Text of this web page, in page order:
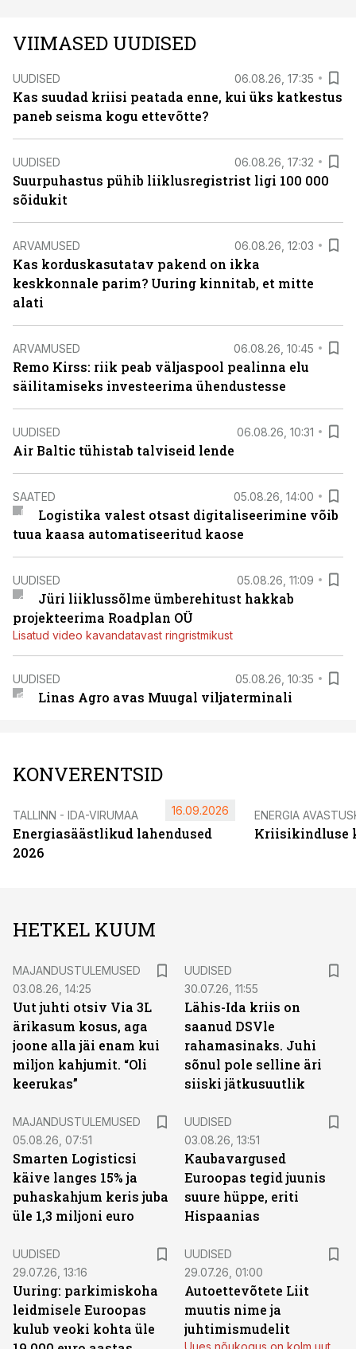
VIIMASED UUDISED
UUDISED 06.08.26, 17:35
Kas suudad kriisi peatada enne, kui üks katkestus
paneb seisma kogu ettevõtte?
UUDISED 06.08.26, 17:32
Suurpuhastus pühib liiklusregistrist ligi 100 000
sõidukit
ARVAMUSED 06.08.26, 12:03
Kas korduskasutatav pakend on ikka
keskkonnale parim? Uuring kinnitab, et mitte
alati
ARVAMUSED 06.08.26, 10:45
Remo Kirss: riik peab väljaspool pealinna elu
säilitamiseks investeerima ühendustesse
UUDISED 06.08.26, 10:31
Air Baltic tühistab talviseid lende
SAATED 05.08.26, 14:00
Logistika valest otsast digitaliseerimine võib
tuua kaasa automatiseeritud kaose
UUDISED 05.08.26, 11:09
Jüri liiklussõlme ümberehitust hakkab
projekteerima Roadplan OÜ
Lisatud video kavandatavast ringristmikust
UUDISED 05.08.26, 10:35
Linas Agro avas Muugal viljaterminali
KONVERENTSID
TALLINN - IDA-VIRUMAA
Energiasäästlikud lahendused
2026
16.09.2026 ENERGIA
Kriisikindluse
HETKEL KUUM
MAJANDUSTULEMUSED
03.08.26, 14:25
Uut juhti otsiv Via 3L
ärikasum kosus, aga
joone alla jäi enam kui
miljon kahjumit. “Oli
keerukas”
UUDISED
30.07.26, 11:55
Lähis-Ida kriis on
saanud DSVle
rahamasinaks. Juhi
sõnul pole selline äri
siiski jätkusuutlik
MAJANDUSTULEMUSED
05.08.26, 07:51
Smarten Logisticsi
käive langes 15% ja
puhaskahjum keris juba
üle 1,3 miljoni euro
UUDISED
03.08.26, 13:51
Kaubavargused
Euroopas tegid juunis
suure hüppe, eriti
Hispaanias
UUDISED
29.07.26, 13:16
Uuring: parkimiskoha
leidmisele Euroopas
kulub veoki kohta üle
UUDISED
29.07.26, 01:00
Autoettevõtete Liit
muutis nime ja
juhtimismudelit
Uues nõukogus on kolm uut